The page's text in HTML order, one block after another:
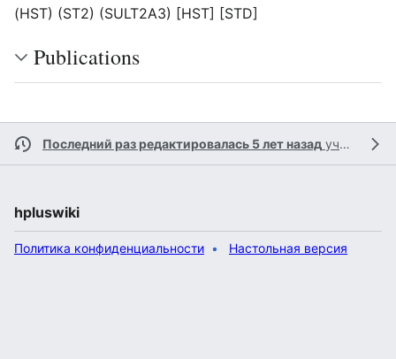
(HST) (ST2) (SULT2A3) [HST] [STD]
Publications
Последний раз редактировалась 5 лет назад участником
hpluswiki
Политика конфиденциальности Настольная версия